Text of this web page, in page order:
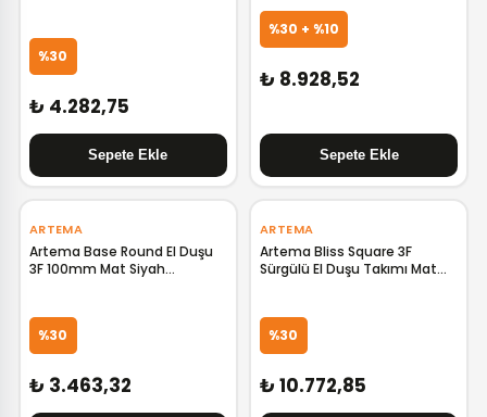
%30
₺ 4.282,75
%30 + %10
₺ 8.928,52
ARTEMA
Artema Base Round El Duşu
3F 100mm Mat Siyah
%30
₺ 3.463,32
ARTEMA
Artema Bliss Square 3F
Sürgülü El Duşu Takımı Mat
%30
₺ 10.772,85